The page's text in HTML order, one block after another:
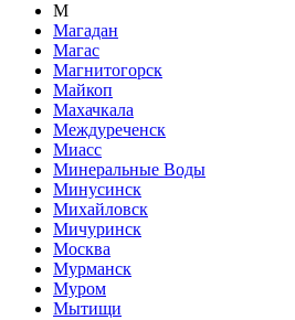
М
Магадан
Магас
Магнитогорск
Майкоп
Махачкала
Междуреченск
Миасс
Минеральные Воды
Минусинск
Михайловск
Мичуринск
Москва
Мурманск
Муром
Мытищи